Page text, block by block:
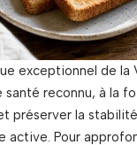
exceptionnel de
reconnu, à la
préserver la
active. Pour